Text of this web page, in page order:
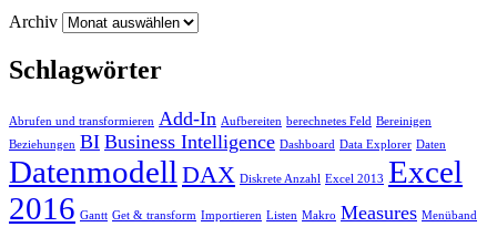
Archiv
Schlagwörter
Abrufen und transformieren Add-In Aufbereiten berechnetes Feld Bereinigen
Beziehungen BI Business Intelligence Dashboard Data Explorer Daten
Datenmodell DAX Diskrete Anzahl Excel 2013 Excel
2016 Gantt Get & transform Importieren Listen Makro Measures Menüband